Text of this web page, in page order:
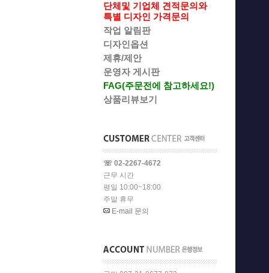
단체및 기업체 견적문의와
특별 디자인 가격문의
작업 알림판
디자인옵션
제휴/제안
운영자 게시판
FAG(주문전에 참고하세요!)
상품리뷰보기
☏ 02-2267-4672
근무 시간
평일 10:00~18:00
주말 휴무
E-mail 문의